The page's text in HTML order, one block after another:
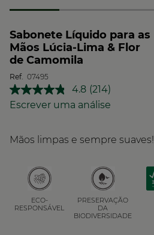
Sabonete Líquido para as
Mãos Lúcia-Lima & Flor
de Camomila
Ref. 07495
4.8 Leu
214
a
(214)
Escrever uma análise
Mãos limpas e sempre suaves!
ECO-
RESPONSÁVEL
PRESERVAÇÃO
DA
BIODIVERSIDADE